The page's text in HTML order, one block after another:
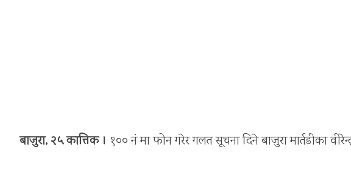
बाजुरा, २५ कात्तिक । १०० नं मा फोन गरेर गलत सूचना दिने बाजुरा मार्तडीका